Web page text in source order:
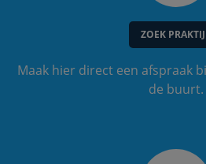
ZOEK
Maak hier direct een afspraak
de buurt.